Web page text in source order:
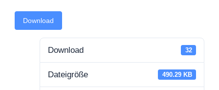
Download
Download 32
Dateigröße 490.29 KB